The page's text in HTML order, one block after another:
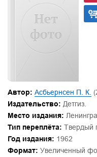
Автор: Асбьернсен П. К.
Издательство: Детгиз.
Место издания:
Тип переплёта: Твердый
Год издания: 1962
Формат: Увеличенный